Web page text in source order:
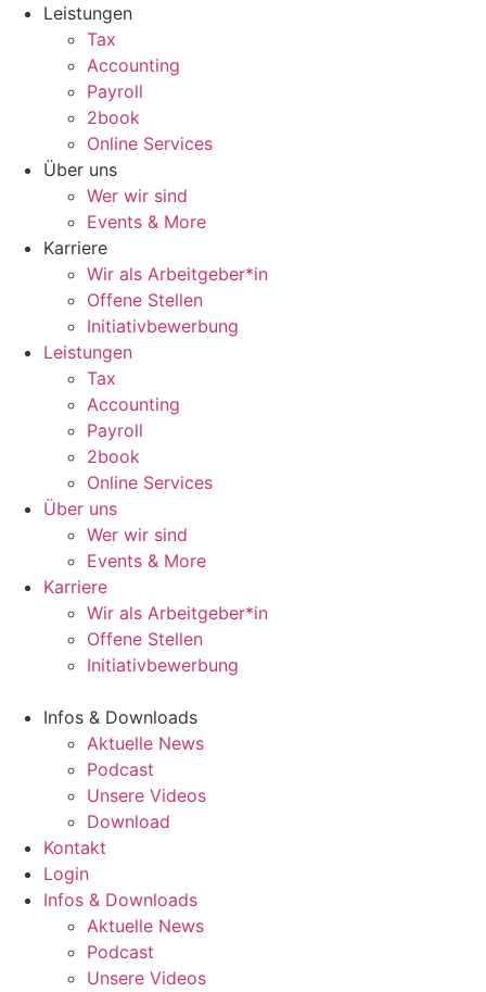
Zum
wechseln
Leistungen
Tax
Accounting
Payroll
2book
Online Services
Über uns
Wer wir sind
Events & More
Karriere
Wir als Arbeitgeber*in
Offene Stellen
Initiativbewerbung
Leistungen
Tax
Accounting
Payroll
2book
Online Services
Über uns
Wer wir sind
Events & More
Karriere
Wir als Arbeitgeber*in
Offene Stellen
Initiativbewerbung
Infos & Downloads
Aktuelle News
Podcast
Unsere Videos
Download
Kontakt
Login
Infos & Downloads
Aktuelle News
Podcast
Unsere Videos